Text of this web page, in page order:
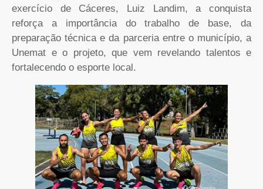
exercício de Cáceres, Luiz Landim, a conquista
reforça a importância do trabalho de base, da
preparação técnica e da parceria entre o município, a
Unemat e o projeto, que vem revelando talentos e
fortalecendo o esporte local.